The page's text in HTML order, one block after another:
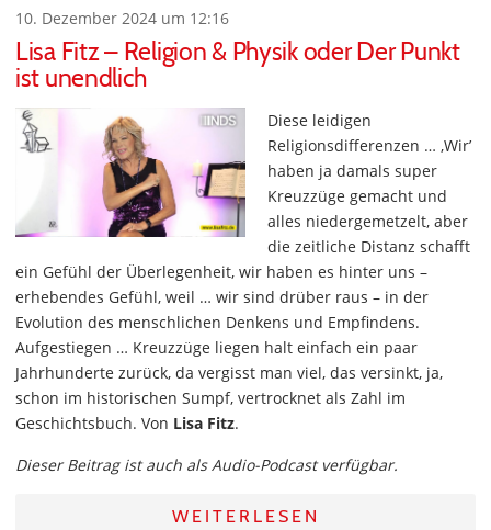
10. Dezember 2024 um 12:16
Lisa Fitz – Religion & Physik oder Der Punkt
ist unendlich
Diese leidigen
Religionsdifferenzen … ‚Wir’
haben ja damals super
Kreuzzüge gemacht und
alles niedergemetzelt, aber
die zeitliche Distanz schafft
ein Gefühl der Überlegenheit, wir haben es hinter uns –
erhebendes Gefühl, weil … wir sind drüber raus – in der
Evolution des menschlichen Denkens und Empfindens.
Aufgestiegen … Kreuzzüge liegen halt einfach ein paar
Jahrhunderte zurück, da vergisst man viel, das versinkt, ja,
schon im historischen Sumpf, vertrocknet als Zahl im
Geschichtsbuch. Von Lisa Fitz.
Dieser Beitrag ist auch als Audio-Podcast verfügbar.
WEITERLESEN